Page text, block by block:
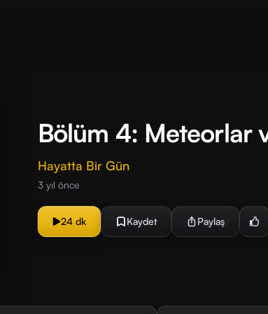
Bölüm 4: Meteorlar
Hayatta Bir Gün
3 yıl önce
24 dk Kaydet Paylaş